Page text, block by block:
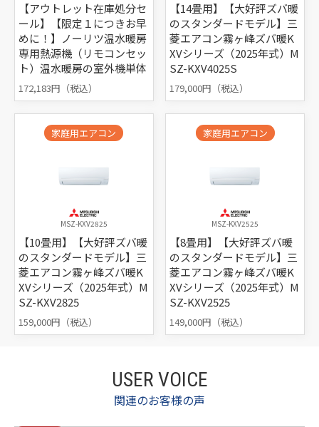
【アウトレット在庫処分セ
ール】【限定１につきお早
めに！】ノーリツ温水暖房
専用熱源機（リモコンセッ
ト）温水暖房の室外機単体
172,183円（税込）
【14畳用】【大好評ズバ暖
のスタンダードモデル】三
菱エアコン霧ヶ峰ズバ暖K
XVシリーズ（2025年式）M
SZ-KXV4025S
179,000円（税込）
家庭用エアコン
MSZ-KXV2825
【10畳用】【大好評ズバ暖
のスタンダードモデル】三
菱エアコン霧ヶ峰ズバ暖K
XVシリーズ（2025年式）M
SZ-KXV2825
159,000円（税込）
家庭用エアコン
MSZ-KXV2525
【8畳用】【大好評ズバ暖
のスタンダードモデル】三
菱エアコン霧ヶ峰ズバ暖K
XVシリーズ（2025年式）M
SZ-KXV2525
149,000円（税込）
USER VOICE
関連のお客様の声